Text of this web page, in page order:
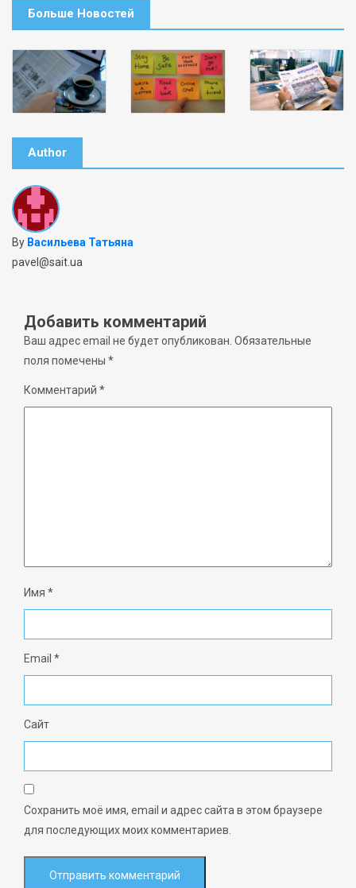
Больше Новостей
Author
By Васильева Татьяна
pavel@sait.ua
Добавить комментарий
Ваш адрес email не будет опубликован. Обязательные
поля помечены *
Комментарий *
Имя *
Email *
Сайт
Сохранить моё имя, email и адрес сайта в этом браузере
для последующих моих комментариев.